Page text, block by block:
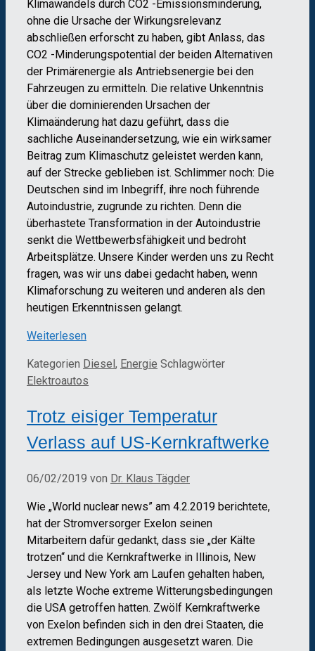
Klimawandels durch CO2 -Emissionsminderung,
ohne die Ursache der Wirkungsrelevanz
abschließen erforscht zu haben, gibt Anlass, das
CO2 -Minderungspotential der beiden Alternativen
der Primärenergie als Antriebsenergie bei den
Fahrzeugen zu ermitteln. Die relative Unkenntnis
über die dominierenden Ursachen der
Klimaänderung hat dazu geführt, dass die
sachliche Auseinandersetzung, wie ein wirksamer
Beitrag zum Klimaschutz geleistet werden kann,
auf der Strecke geblieben ist. Schlimmer noch: Die
Deutschen sind im Inbegriff, ihre noch führende
Autoindustrie, zugrunde zu richten. Denn die
überhastete Transformation in der Autoindustrie
senkt die Wettbewerbsfähigkeit und bedroht
Arbeitsplätze. Unsere Kinder werden uns zu Recht
fragen, was wir uns dabei gedacht haben, wenn
Klimaforschung zu weiteren und anderen als den
heutigen Erkenntnissen gelangt.
Weiterlesen
Kategorien Diesel, Energie Schlagwörter
Elektroautos
Trotz eisiger Temperatur
Verlass auf US-Kernkraftwerke
06/02/2019 von Dr. Klaus Tägder
Wie „World nuclear news” am 4.2.2019 berichtete,
hat der Stromversorger Exelon seinen
Mitarbeitern dafür gedankt, dass sie „der Kälte
trotzen“ und die Kernkraftwerke in Illinois, New
Jersey und New York am Laufen gehalten haben,
als letzte Woche extreme Witterungsbedingungen
die USA getroffen hatten. Zwölf Kernkraftwerke
von Exelon befinden sich in den drei Staaten, die
extremen Bedingungen ausgesetzt waren. Die